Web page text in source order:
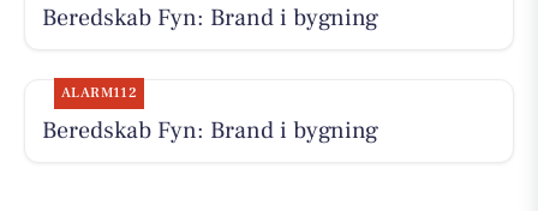
Beredskab Fyn: Brand i bygning
ALARM112
Beredskab Fyn: Brand i bygning